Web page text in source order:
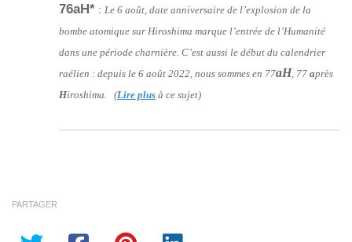
76aH* : Le 6 août, date anniversaire de l’explosion de la
bombe atomique sur Hiroshima marque l’entrée de l’Humanité
dans une période charnière. C’est aussi le début du calendrier
raélien : depuis le 6 août 2022, nous sommes en 77aH, 77 après
Hiroshima. (Lire plus à ce sujet)
PARTAGER